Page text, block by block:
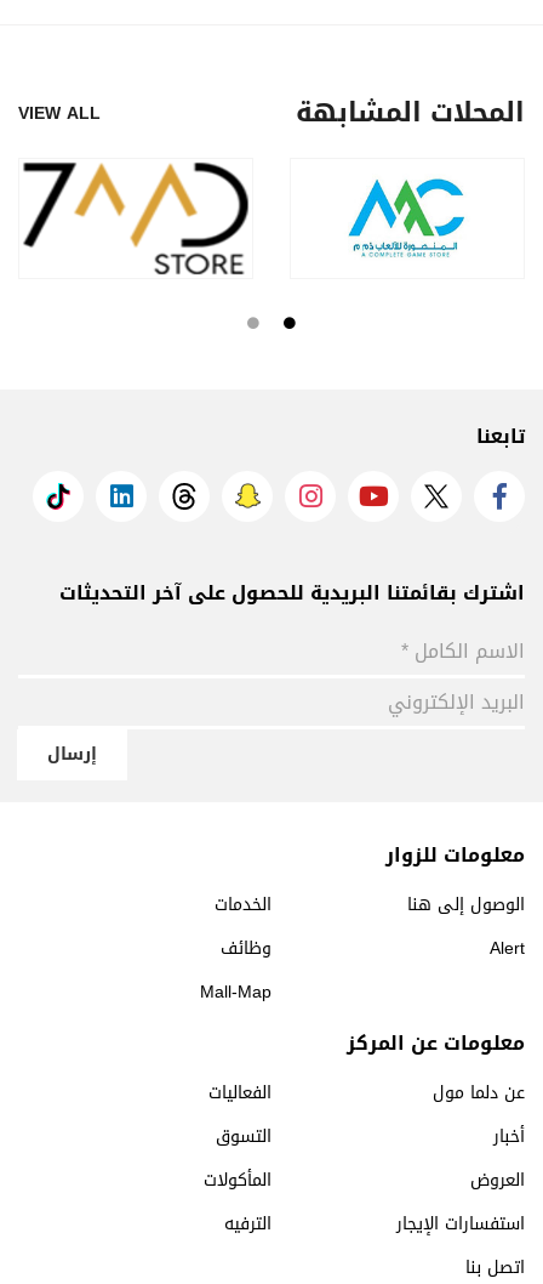
المحلات المشابهة VIEW ALL
تابعنا
اشترك بقائمتنا البريدية للحصول على آخر التحديثات
إرسال
معلومات للزوار
الخدمات
الوصول إلى هنا
وظائف
Alert
Mall-Map
معلومات عن المركز
عن دلما مول
الفعاليات
أخبار
التسوق
العروض
المأكولات
استفسارات الإيجار
الترفيه
اتصل بنا